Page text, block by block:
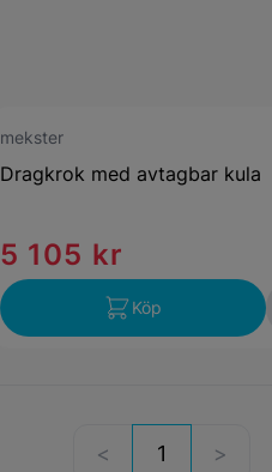
mekster
Dragkrok med avtagbar kula
5 105 kr
Köp
1